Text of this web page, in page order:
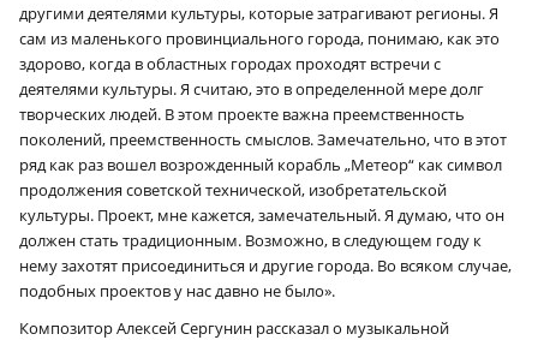
другими деятелями культуры, которые затрагивают регионы. Я
сам из маленького провинциального города, понимаю, как это
здорово, когда в областных городах проходят встречи с
деятелями культуры. Я считаю, это в определенной мере долг
творческих людей. В этом проекте важна преемственность
поколений, преемственность смыслов. Замечательно, что в этот
ряд как раз вошел возрожденный корабль „Метеор“ как символ
продолжения советской технической, изобретательской
культуры. Проект, мне кажется, замечательный. Я думаю, что он
должен стать традиционным. Возможно, в следующем году к
нему захотят присоединиться и другие города. Во всяком случае,
подобных проектов у нас давно не было».
Композитор Алексей Сергунин рассказал о музыкальной